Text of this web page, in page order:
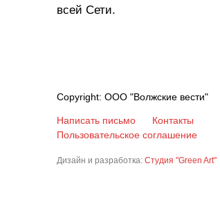
всей Сети.
Copyright: ООО "Волжские вести"
Написать письмо
Контакты
Пользовательское соглашение
Дизайн и разработка: Студия "Green Art"